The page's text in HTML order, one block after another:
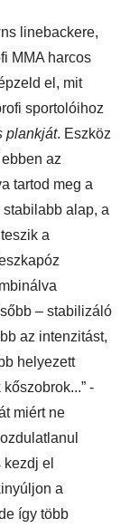
linebackere,
MMA harcos
el, mit
sportolóihoz
plankját. Eszköz
az
tartod meg a
alap, a
a
– stabilizáló
az intenzitást,
helyezett
-
miért ne
el
a
így több